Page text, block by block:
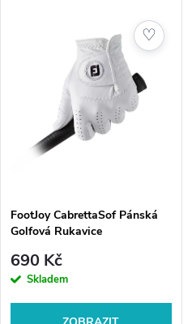
r
o
d
Nejprodávanější
Abecedně
p
r
o
FootJoy CabrettaSof Pánská
Golfová Rukavice
690 Kč
Skladem
♡